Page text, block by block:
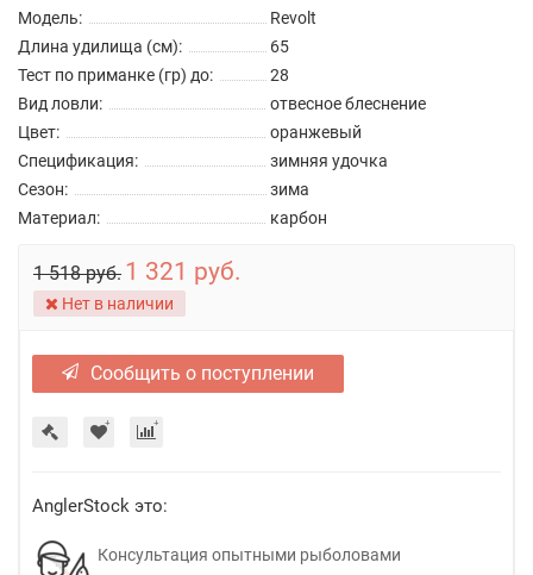
Модель:
Revolt
Длина удилища (см):
65
Тест по приманке (гр) до:
28
Вид ловли:
отвесное блеснение
Цвет:
оранжевый
Спецификация:
зимняя удочка
Сезон:
зима
Материал:
карбон
1 518 руб. 1 321 руб.
Нет в наличии
Сообщить о поступлении
AnglerStock это:
Консультация опытными рыболовами